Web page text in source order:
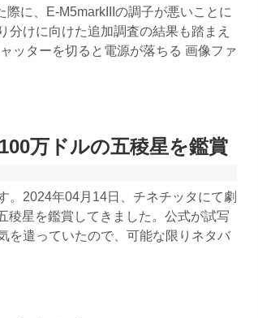
に、E-M5markIIIの調子が悪いことに
分けに向けた追加調査の結果も踏まえ
ッターを切ると電源が落ちる 画像ファ
万ドルの五稜星を鑑賞
。2024年04月14日、チネチッタにて劇
稜星を鑑賞してきました。公式が試写
を遣っていたので、可能な限りネタバ